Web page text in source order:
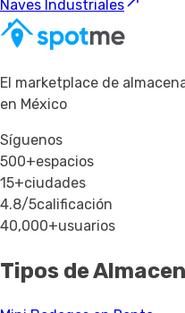
Naves Industriales
El marketplace de
en México
Síguenos
500+espacios
15+ciudades
4.8/5calificación
40,000+usuarios
Tipos de